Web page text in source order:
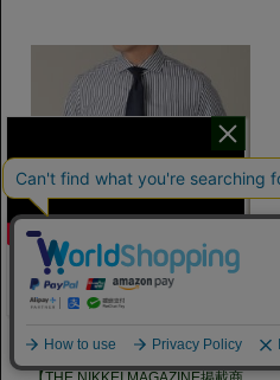
スリムフィット
干場氏が考える
「良いシャツの条件！」